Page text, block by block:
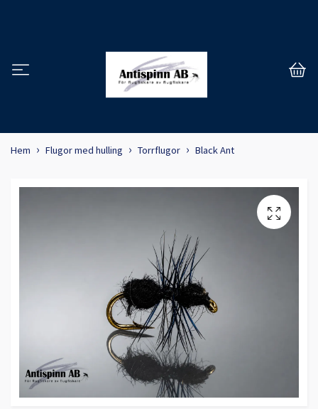
Hem Flugor med hulling Torrflugor Black Ant